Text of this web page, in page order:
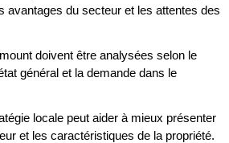
avantages du secteur et les attentes des
doivent être analysées selon le
général et la demande dans le
locale peut aider à mieux présenter
et les caractéristiques de la propriété.